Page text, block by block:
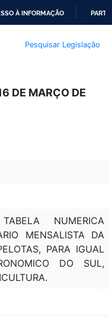
À INFORMAÇÃO
Pesquisar Legislação
DE MARÇO DE
NUMERICA
MENSALISTA DA
PARA IGUAL
DO SUL,